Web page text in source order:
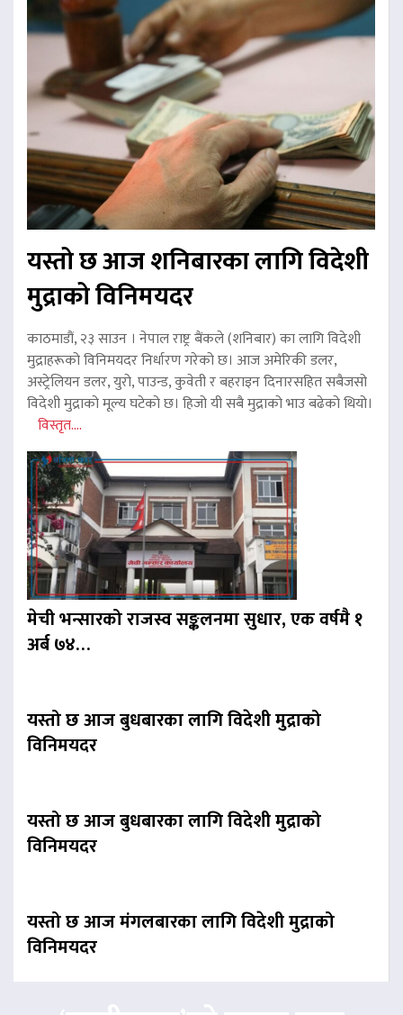
यस्तो छ आज शनिबारका लागि विदेशी
मुद्राको विनिमयदर
काठमाडौं, २३ साउन । नेपाल राष्ट्र बैंकले (शनिबार) का लागि विदेशी
मुद्राहरूको विनिमयदर निर्धारण गरेको छ। आज अमेरिकी डलर,
अस्ट्रेलियन डलर, युरो, पाउन्ड, कुवेती र बहराइन दिनारसहित सबैजसो
विदेशी मुद्राको मूल्य घटेको छ। हिजो यी सबै मुद्राको भाउ बढेको थियो।
विस्तृत....
मेची भन्सारको राजस्व सङ्कलनमा सुधार, एक वर्षमै १
अर्ब ७४…
यस्तो छ आज बुधबारका लागि विदेशी मुद्राको
विनिमयदर
यस्तो छ आज बुधबारका लागि विदेशी मुद्राको
विनिमयदर
यस्तो छ आज मंगलबारका लागि विदेशी मुद्राको
विनिमयदर